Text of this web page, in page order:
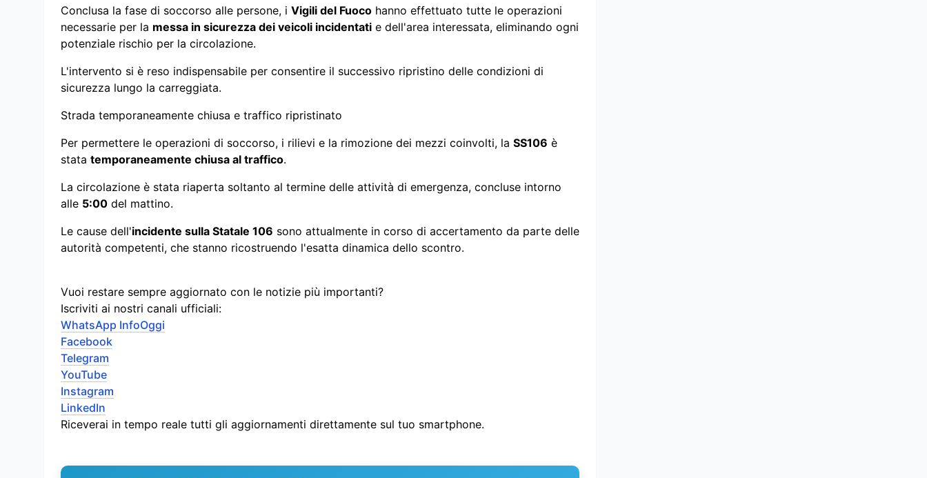
Conclusa la fase di soccorso alle persone, i Vigili del Fuoco hanno effettuato tutte le operazioni
necessarie per la messa in sicurezza dei veicoli incidentati e dell'area interessata, eliminando ogni
potenziale rischio per la circolazione.
L'intervento si è reso indispensabile per consentire il successivo ripristino delle condizioni di
sicurezza lungo la carreggiata.
Strada temporaneamente chiusa e traffico ripristinato
Per permettere le operazioni di soccorso, i rilievi e la rimozione dei mezzi coinvolti, la SS106 è
stata temporaneamente chiusa al traffico.
La circolazione è stata riaperta soltanto al termine delle attività di emergenza, concluse intorno
alle 5:00 del mattino.
Le cause dell'incidente sulla Statale 106 sono attualmente in corso di accertamento da parte delle
autorità competenti, che stanno ricostruendo l'esatta dinamica dello scontro.
Vuoi restare sempre aggiornato con le notizie più importanti?
Iscriviti ai nostri canali ufficiali:
WhatsApp InfoOggi
Facebook
Telegram
YouTube
Instagram
LinkedIn
Riceverai in tempo reale tutti gli aggiornamenti direttamente sul tuo smartphone.